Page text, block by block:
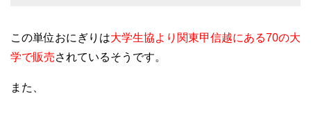
この単位おにぎりは大学生協より関東甲信越にある70の大
学で販売されているそうです。
また、